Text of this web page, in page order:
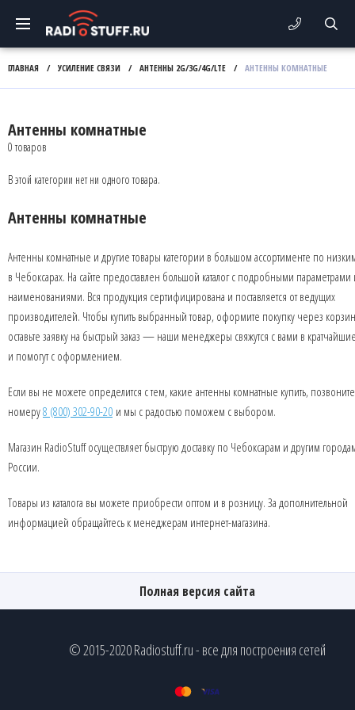
ГЛАВНАЯ / УСИЛЕНИЕ СВЯЗИ / АНТЕННЫ 2G/3G/4G/LTE / АНТЕННЫ КОМНАТНЫЕ
Антенны комнатные
0 товаров
В этой категории нет ни одного товара.
Антенны комнатные
Антенны комнатные и другие товары категории в большом ассортименте по
в Чебоксарах. На сайте предоставлен большой каталог с подробными параметрами
наименованиями. Вся продукция сертифицирована и поставляется от ведущих
производителей. Чтобы купить выбранный товар, оформите покупку через
оставьте заявку на быстрый заказ — наши менеджеры свяжутся с вами в
и помогут с оформлением.
Если вы не можете определится с тем, какие антенны комнатные купить,
номеру8 (800) 302-90-20 и мы с радостью поможем с выбором.
Магазин RadioStuff осуществляет быструю доставку по Чебоксарам и другим
России.
Товары из каталога вы можете приобрести оптом и в розницу. За дополнительной
информацией обращайтесь к менеджерам интернет-магазина.
Полная версия сайта
© 2015-2020 Radiostuff.ru - все для построения сетей